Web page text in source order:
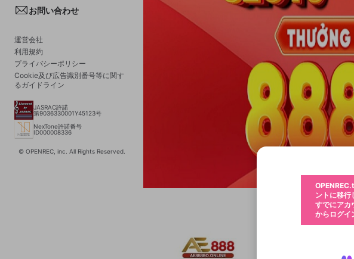
中文(簡体)
お問い合わせ
運営会社
利用規約
プライバシーポリシー
Cookie及び広告識別番号等に関す
るガイドライン
JASRAC許諾
第9036330001Y45123号
NexTone許諾番号
ID000008336
© OPENREC, inc. All Rights Reserved.
応援している
す。好きなデ
ールアイテム
※ファンレタ
マイページに
ーカイブ、ア
きます。動画
す。
選択できるプレイリスト
利用規約と
ントに移行
@
トに統合し
ントに移行
すでにアカ
からログイ
入力し
生年月は登録
ール記載の6
不適切な
か？
問題を選
限